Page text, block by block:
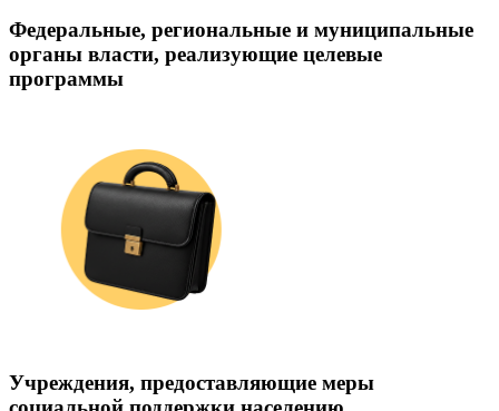
Федеральные, региональные и муниципальные
органы власти, реализующие целевые
программы
Учреждения, предоставляющие меры